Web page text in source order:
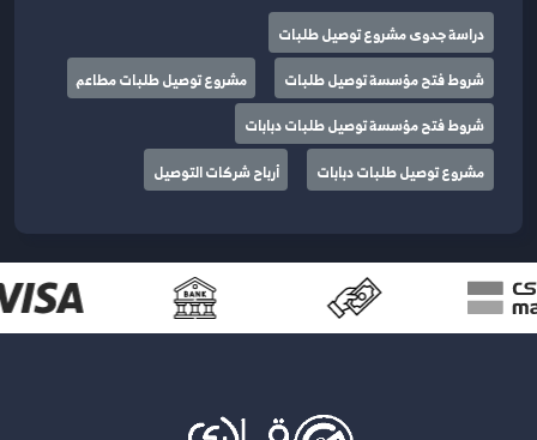
دراسة جدوى مشروع توصيل طلبات
شروط فتح مؤسسة توصيل طلبات
مشروع توصيل طلبات مطاعم
شروط فتح مؤسسة توصيل طلبات دبابات
مشروع توصيل طلبات دبابات
أرباح شركات التوصيل